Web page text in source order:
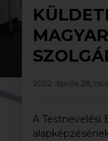
2022. április 28,
A Testnevelési